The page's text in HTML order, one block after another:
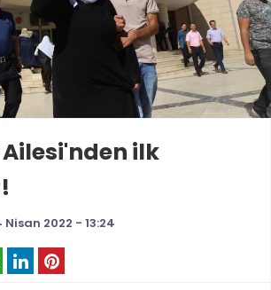
ilk
Nisan 2022 - 13:24